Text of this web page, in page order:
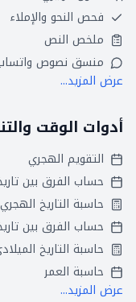
فحص النحو والإملاء
ملخص النص
منسق نصوص
عرض المزيد...
أدوات الوقت
التقويم الهجري
حساب الفرق بين
حاسبة التاريخ الهجري
حساب الفرق بين
حاسبة التاريخ
حاسبة العمر
عرض المزيد...